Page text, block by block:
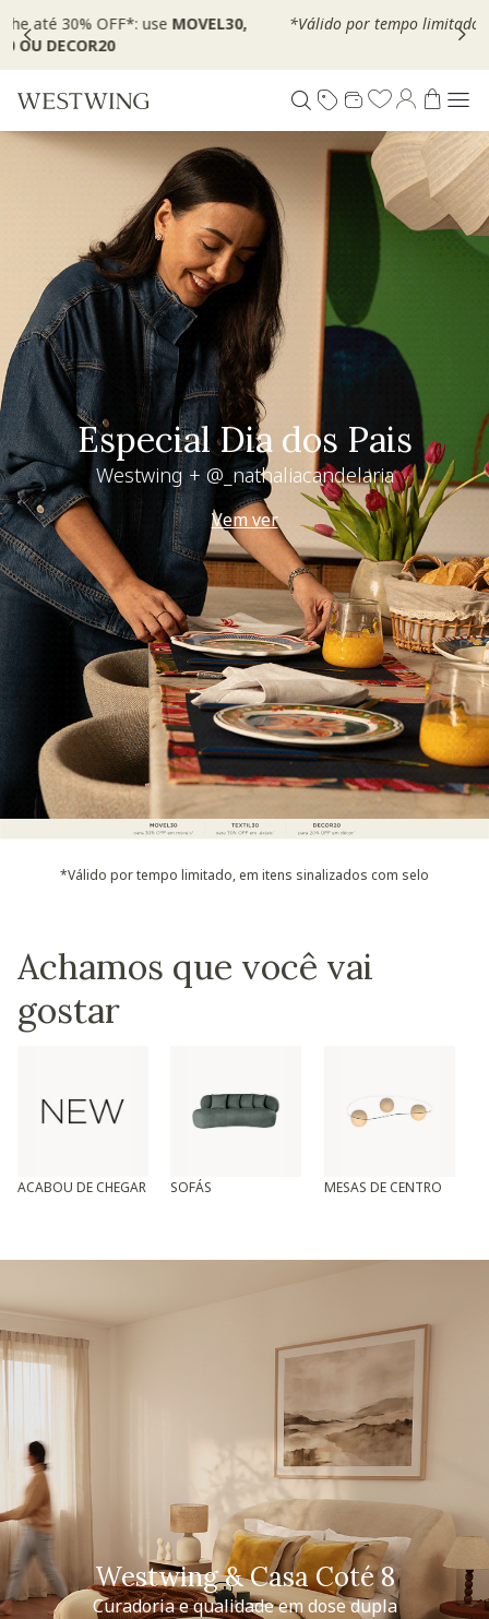
Escolha seu VOUCHER e ganhe até 30% OFF*: useMOVEL30,
Living desejo
+30% OFF extra
Use seu voucher
*Válido por tempo limitado, em itens sinalizados com selo
Achamos que você vai
gostar
ACABOU DE CHEGAR SOFÁS MESAS DE CENTRO
Westwing & Casa Coté 8
Curadoria e qualidade em dose dupla